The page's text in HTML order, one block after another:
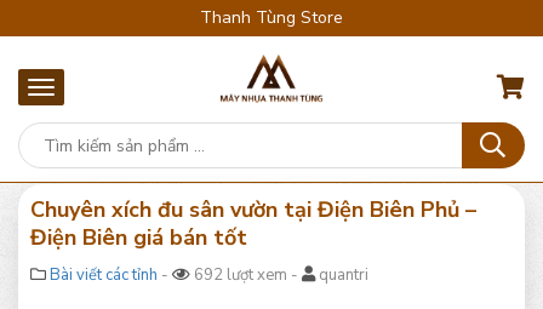
Thanh Tùng Store
Chuyên xích đu sân vườn tại Điện Biên Phủ –
Điện Biên giá bán tốt
Bài viết các tỉnh - 692 lượt xem - quantri